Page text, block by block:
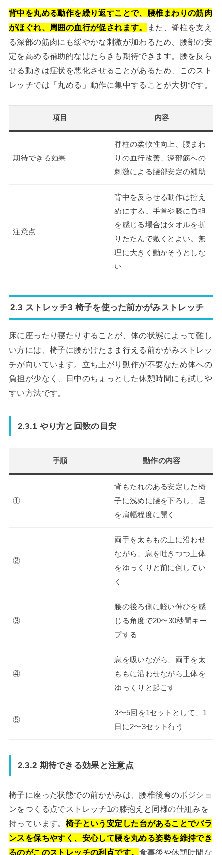
背中を丸める動作を繰り返すことで、腰椎まわりの筋肉
がほぐれ、周囲の血行が促されます。
また、脊柱を支え
る深部の筋肉にも緩やかな刺激が加わるため、腰部の安
定を高める補助的なはたらきも期待できます。腰を反ら
せる動きは症状を悪化させることがあるため、このスト
レッチでは「丸める」動作に集中することが大切です。
項目 内容
期待できる効果
脊柱の柔軟性向上、腰まわ
りの血行改善、深部筋への
刺激による腰部安定の補助
注意点
背中を反らせる動作は控え
めにする。手首や膝に負担
を感じる場合はタオルを折
りたたんで敷くとよい。無
理に大きく動かそうとしな
い
2.3 ストレッチ3 椅子を使った前かがみストレッチ
床に座ったり寝たりすることが、体の状態によって難し
い方には、椅子に腰かけたまま行える前かがみストレッ
チが向いています。立ち上がり動作が不要なため体への
負担が少なく、日中のちょっとした休憩時間にも試しや
すい方法です。
2.3.1 やり方と回数の目安
手順 動作の内容
①
背もたれのある安定した椅
子に浅めに腰を下ろし、足
を肩幅程度に開く
②
両手を太ももの上に沿わせ
ながら、息を吐きつつ上体
をゆっくりと前に倒してい
く
③
腰の後ろ側に軽い伸びを感
じる角度で20〜30秒間キー
プする
④
息を吸いながら、両手を太
ももに沿わせながら上体を
ゆっくりと起こす
⑤
3〜5回を1セットとして、1
日に2〜3セット行う
2.3.2 期待できる効果と注意点
椅子に座った状態での前かがみは、腰椎後弯のポジショ
ンをつくる点でストレッチ1の膝抱えと同様の仕組みを
持っています。 椅子という安定した台があることでバラ
ンスを保ちやすく、安心して腰を丸める姿勢を維持でき
るのがこのストレッチの利点です。 食事後や休憩時間な